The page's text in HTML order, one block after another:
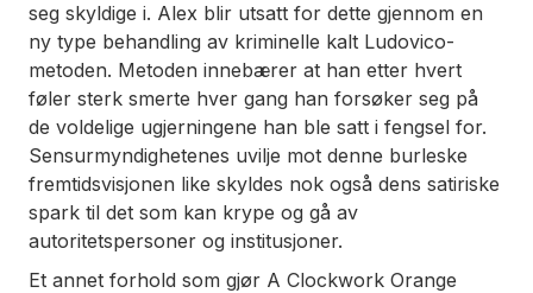
seg skyldige i. Alex blir utsatt for dette gjennom en
ny type behandling av kriminelle kalt Ludovico-
metoden. Metoden innebærer at han etter hvert
føler sterk smerte hver gang han forsøker seg på
de voldelige ugjerningene han ble satt i fengsel for.
Sensurmyndighetenes uvilje mot denne burleske
fremtidsvisjonen like skyldes nok også dens satiriske
spark til det som kan krype og gå av
autoritetspersoner og institusjoner.
Et annet forhold som gjør A Clockwork Orange